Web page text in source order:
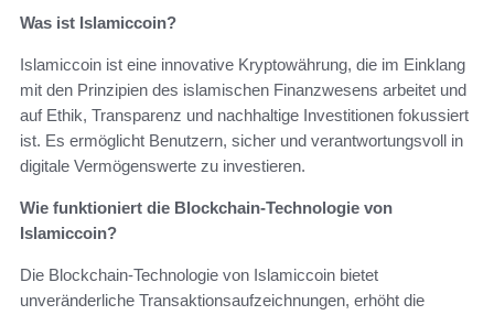
Was ist Islamiccoin?
Islamiccoin ist eine innovative Kryptowährung, die im Einklang
mit den Prinzipien des islamischen Finanzwesens arbeitet und
auf Ethik, Transparenz und nachhaltige Investitionen fokussiert
ist. Es ermöglicht Benutzern, sicher und verantwortungsvoll in
digitale Vermögenswerte zu investieren.
Wie funktioniert die Blockchain-Technologie von
Islamiccoin?
Die Blockchain-Technologie von Islamiccoin bietet
unveränderliche Transaktionsaufzeichnungen, erhöht die